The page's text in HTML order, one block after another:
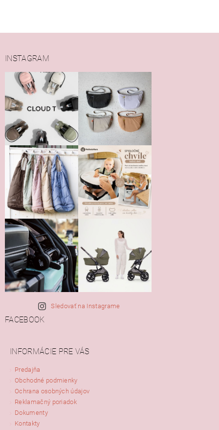
Vložením hodnotenie súhlasíte s
podmienkami ochrany
osobných údajov
INSTAGRAM
Sledovať na Instagrame
FACEBOOK
INFORMÁCIE PRE VÁS
Predajňa
Obchodné podmienky
Ochrana osobných údajov
Reklamačný poriadok
Dokumenty
Kontakty